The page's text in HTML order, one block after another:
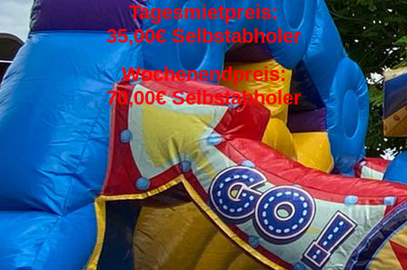
Tagesmietpreis:
35,00€ Selbstabholer
Wochenendpreis:
70,00€ Selbstabholer